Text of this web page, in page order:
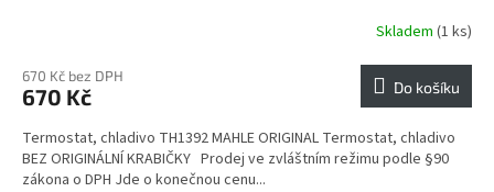
Skladem (1 ks)
670 Kč bez DPH
670 Kč Do košíku
Termostat, chladivo TH1392 MAHLE ORIGINAL Termostat, chladivo
BEZ ORIGINÁLNÍ KRABIČKY Prodej ve zvláštním režimu podle §90
zákona o DPH Jde o konečnou cenu...